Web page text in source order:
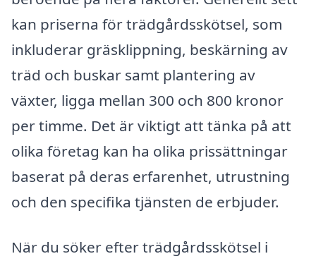
kan priserna för trädgårdsskötsel, som
inkluderar gräsklippning, beskärning av
träd och buskar samt plantering av
växter, ligga mellan 300 och 800 kronor
per timme. Det är viktigt att tänka på att
olika företag kan ha olika prissättningar
baserat på deras erfarenhet, utrustning
och den specifika tjänsten de erbjuder.
När du söker efter trädgårdsskötsel i